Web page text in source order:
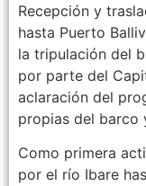
Recepción y
hasta Puerto
la tripulación del
por parte del
aclaración del
propias del barco
Como primera
por el río Ibare